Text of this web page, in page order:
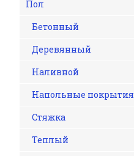
Пол
Бетонный
Деревянный
Наливной
Напольные покрытия
Стяжка
Теплый